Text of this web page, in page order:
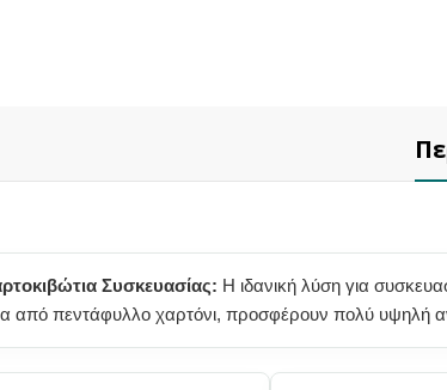
Συσκευασίας: Η ιδανική λύση για
από πεντάφυλλο χαρτόνι, προσφέρουν πολύ υψηλή